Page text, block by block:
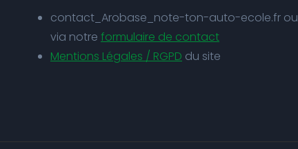
contact_Arobase_note-ton-auto-ecole.fr ou
via notre formulaire de contact
Mentions Légales / RGPD du site